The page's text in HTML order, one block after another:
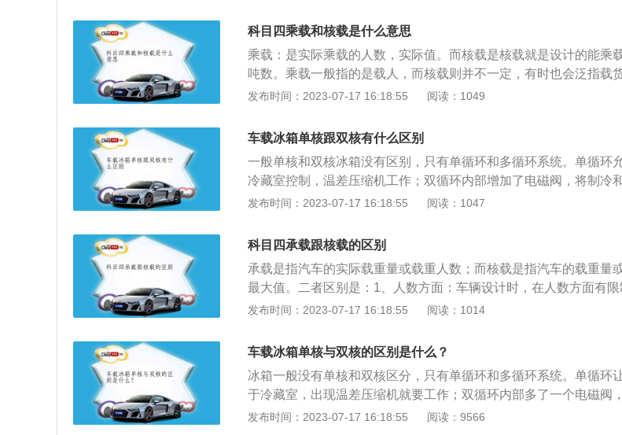
后的处理知识。
目三之后进行，所以大家都习惯称之为科目四考试。实际在官方说
四。科目四考试内容：安全文明驾驶操作要求、恶劣气象和复杂道
全驾驶知识、爆胎等紧急情况下的临危处理方法，以及发生交通事
识等。1、根据所考的驾照类型从相应的科目四考试题库中按比例
行答题，小车类驾照从1240题中抽取，大车类驾照从1235题中抽取
型分对错题（1--22题）、单选题（23--45题）、多选题（46--50题
题目包括图片题、情景识别题、文字叙述题。
科目四乘载和核载是什么意思
乘载：是实际乘载的人数，实际值。而核载是核载就是设计的能乘
吨数。乘载一般指的是载人，而核载则并不一定，有时也会泛指载
则是实际的人数或重量。总的来说，核载量实质上是一个理论值，
辆载客超过核定人数或者违反规定载货的行为，对机动车驾驶人会
四，又称科目四理论考试、驾驶员理论考试，是机动车驾驶证考核
1、科目四又称安全文明驾驶常识考试，主要内容包括：安全文明
求、恶劣气象和复杂道路条件下的安全驾驶知识、爆胎等紧急情况
方法以及发生交通事故后的处置知识等内容。2、考试试卷由50道题
发布时间：2023-07-17 16:18:55 阅读：1049
车载冰箱单核跟双核有什么区别
一般单核和双核冰箱没有区别，只有单循环和多循环系统。单循环
冷藏室控制，温差压缩机工作；双循环内部增加了电磁阀，将制冷
与单循环相比，双循环更省电、更安静、温度控制更精确，并提供
一代制冷和制冷器具。市场上的车载冰箱主要有两种，一种是半导
其原理是通过电子芯片制冷；另一个是压缩机车冰箱。压缩机是传
技术，制冷温度低，分别为-18度和10度。制冷效率高，制冰保鲜，
载冰箱和家用冰箱的区别:1.抗震防抖:车载冰箱抗震性能好，适合颠
2.电池保护:车载冰箱达到电池保护设定值后，会自动关闭电源，保
子产品的电磁，也不会影响汽车电池的正常使用；4.防倾倒保护:车
时，轻微倾斜不会影响正常工作，当倾斜达到45°以上时，会自动停
保护压缩机
发布时间：2023-07-17 16:18:55 阅读：1047
科目四承载跟核载的区别
承载是指汽车的实际载重量或载重人数；而核载是指汽车的载重量
最大值。二者区别是：1、人数方面：车辆设计时，在人数方面有限
客运大巴核载30人，这里的30人就是客运大巴核载人数的理论值。
大巴承载人数的实际值。2、重量方面：车辆设计时，对于车身承重
如大货车核载承重20吨，这里的20吨就是核载。而承载就是车辆实
量。例如大货车核载承重20吨，实际承载25吨，这里的25吨就是承
考试在科目三之后进行，所以大家都习惯称之为科目四考试，实际
没有科目四。考试试卷由50道题组成，题目以案例、图片、动画等
发布时间：2023-07-17 16:18:55 阅读：1014
车载冰箱单核与双核的区别是什么？
冰箱一般没有单核和双核区分，只有单循环和多循环系统。单循环
于冷藏室，出现温差压缩机就要工作；双循环内部多了一个电磁阀
冻分开。双循环比单循环更省电，更静，控温更加精确，提供更高
发布时间：2023-07-17 16:18:55 阅读：9566